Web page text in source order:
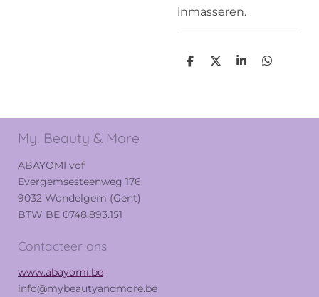
inmasseren.
D
D
S
D
My. Beauty & More
ABAYOMI vof
Evergemsesteenweg 176
9032 Wondelgem (Gent)
BTW BE 0748.893.151
Contacteer ons
www.abayomi.be
info@mybeautyandmore.be